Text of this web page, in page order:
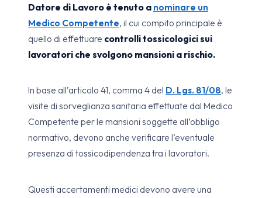
Datore di Lavoro è tenuto a nominare un
Medico Competente, il cui compito principale è
quello di effettuare controlli tossicologici sui
lavoratori che svolgono mansioni a rischio.
In base all’articolo 41, comma 4 del D. Lgs. 81/08, le
visite di sorveglianza sanitaria effettuate dal Medico
Competente per le mansioni soggette all’obbligo
normativo, devono anche verificare l’eventuale
presenza di tossicodipendenza tra i lavoratori.
Questi accertamenti medici devono avere una